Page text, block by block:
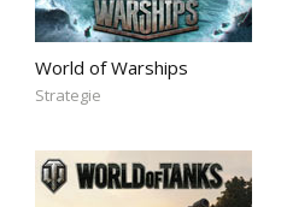
World of Warships
Strategie